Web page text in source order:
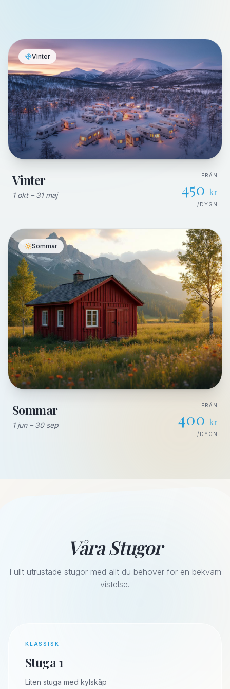
Vinter
Vinter
1 okt – 31 maj
FRÅN
450 kr
/DYGN
Sommar
Sommar
1 jun – 30 sep
FRÅN
400 kr
/DYGN
Våra Stugor
Fullt utrustade stugor med allt du behöver för en bekväm
vistelse.
KLASSISK
Stuga 1
Liten stuga med kylskåp